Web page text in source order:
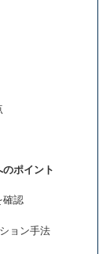
ポイント
認
ョン手法